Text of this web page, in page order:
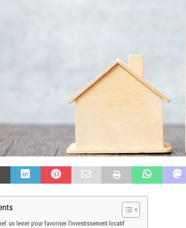
un levier pour favoriser l’investissement locatif